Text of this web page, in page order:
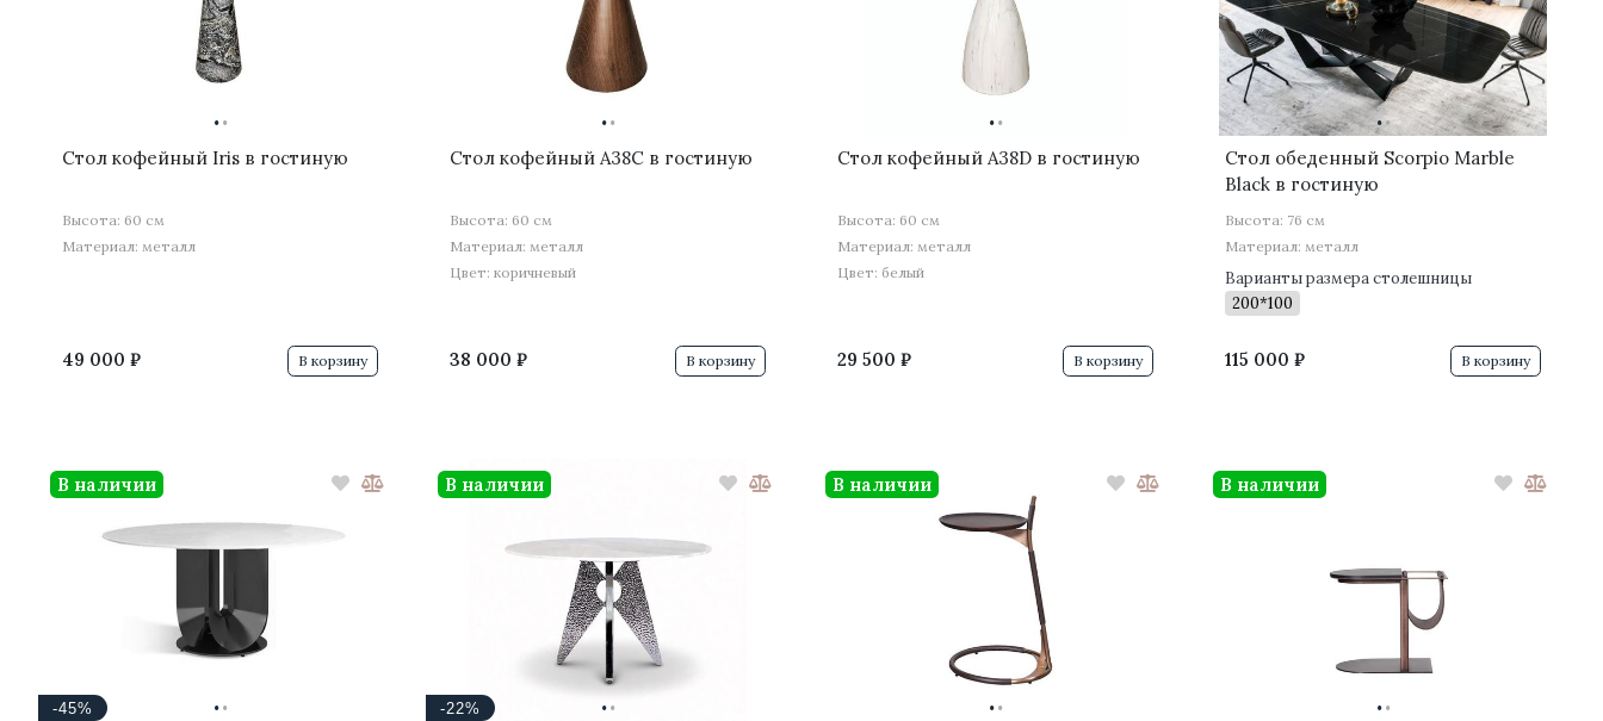
··
Стол кофейный Iris в гостиную
Высота: 60 см
Материал: металл
49 000 ₽ В корзину
··
Стол кофейный A38C в гостиную
Высота: 60 см
Материал: металл
Цвет: коричневый
38 000 ₽ В корзину
··
Стол кофейный A38D в гостиную
Высота: 60 см
Материал: металл
Цвет: белый
29 500 ₽ В корзину
··
Стол обеденный Scorpio Marble
Black в гостиную
Высота: 76 см
Материал: металл
Варианты размера столешницы
200*100
115 000 ₽ В корзину
··
-45%
В наличии
··
-22%
В наличии
··
В наличии
··
В наличии